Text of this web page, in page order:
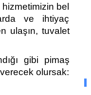
hizmetimizin bel
ve ihtiyaç
ulaşın, tuvalet
gibi pimaş
olursak: